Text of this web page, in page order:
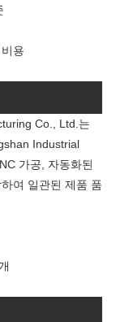
용
Co., Ltd.는
Industrial
가공, 자동화된
여 일관된 제품 품